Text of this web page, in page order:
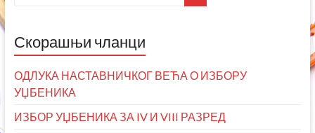
Скорашњи чланци
ОДЛУКА НАСТАВНИЧКОГ ВЕЋА О ИЗБОРУ
УЏБЕНИКА
ИЗБОР УЏБЕНИКА ЗА IV И VIII РАЗРЕД